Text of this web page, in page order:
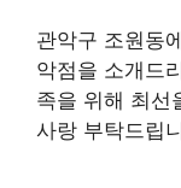
관악구 조원동
악점을 소개드
족을 위해 최선
사랑 부탁드립